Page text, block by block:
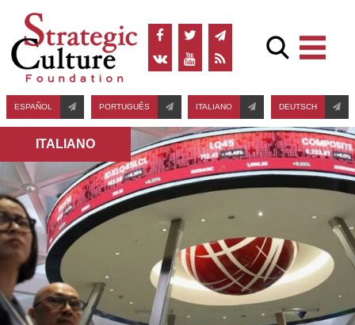
ESPAÑOL PORTUGUÊS ITALIANO DEUTSCH
ITALIANO